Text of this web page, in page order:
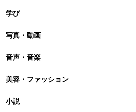
学び
写真・動画
音声・音楽
美容・ファッション
小説